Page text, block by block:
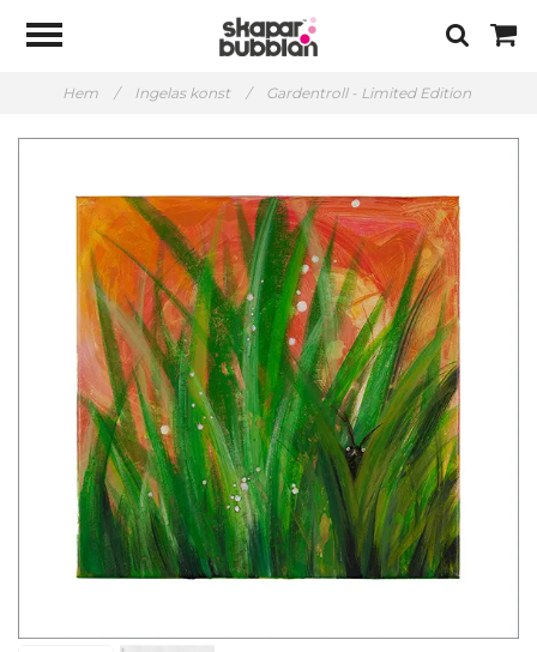
Hem / Ingelas konst / Gardentroll - Limited Edition